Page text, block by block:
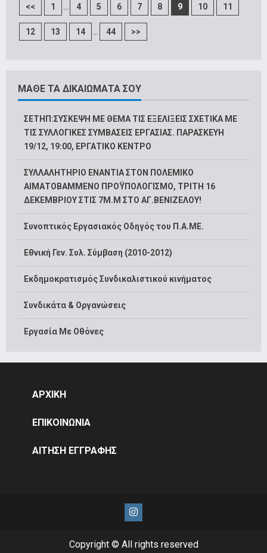
<< 1 ... 4 5 6 7 8 9 10 11
12 13 14 ... 44 >>
ΜΑΘΕ ΤΑ ΔΙΚΑΙΩΜΑΤΑ ΣΟΥ
ΣΕΤΗΠ:ΣΥΣΚΕΨΗ ΜΕ ΘΕΜΑ ΤΙΣ ΕΞΕΛΙΞΕΙΣ ΣΧΕΤΙΚΑ ΜΕ
ΤΙΣ ΣΥΛΛΟΓΙΚΕΣ ΣΥΜΒΑΣΕΙΣ ΕΡΓΑΣΙΑΣ. ΠΑΡΑΣΚΕΥΗ
19/12, 19:00, ΕΡΓΑΤΙΚΟ ΚΕΝΤΡΟ
ΣΥΛΛΑΛΗΤΗΡΙΟ ΕΝΑΝΤΙΑ ΣΤΟΝ ΠΟΛΕΜΙΚΟ
ΑΙΜΑΤΟΒΑΜΜΕΝΟ ΠΡΟΫΠΟΛΟΓΙΣΜΟ, ΤΡΙΤΗ 16
ΔΕΚΕΜΒΡΙΟΥ ΣΤΙΣ 7Μ.Μ ΣΤΟ ΑΓ.ΒΕΝΙΖΕΛΟΥ!
Συνοπτικός Εργασιακός Οδηγός του Π.Α.ΜΕ.
Εθνική Γεν. Συλ. Σύμβαση (2010-2012)
Εκδημοκρατισμός Συνδικαλιστικού κινήματος
Συνδικάτα & Οργανώσεις
Εργασία Με Οθόνες
ΑΡΧΙΚΗ
ΕΠΙΚΟΙΝΩΝΙΑ
ΑΙΤΗΣΗ ΕΓΓΡΑΦΗΣ
Instagram
Copyright © All rights reserved